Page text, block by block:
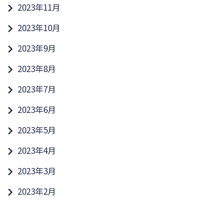
2023年11月
2023年10月
2023年9月
2023年8月
2023年7月
2023年6月
2023年5月
2023年4月
2023年3月
2023年2月